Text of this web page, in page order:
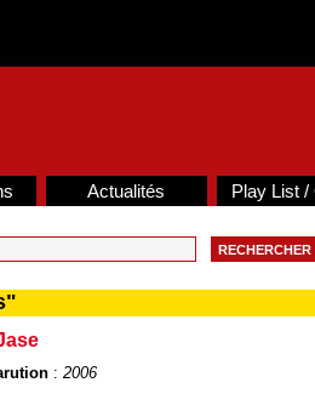
Actualités Play List /
: 2006